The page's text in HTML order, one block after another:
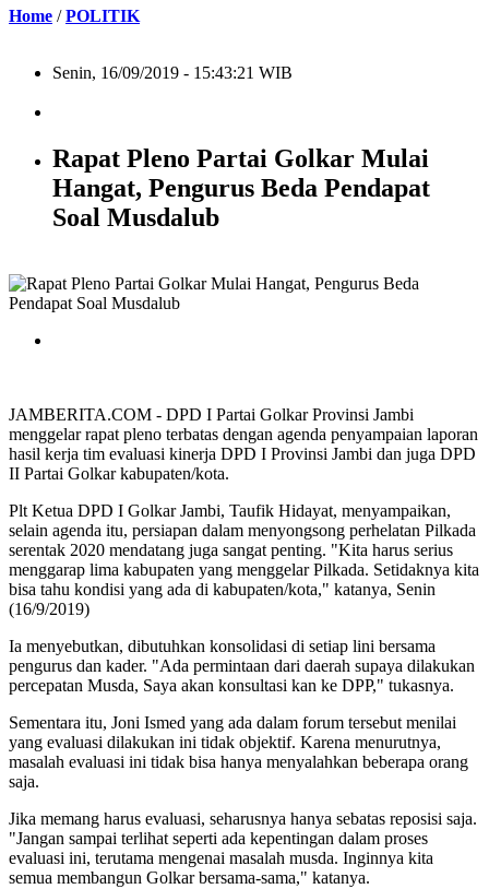
Home /POLITIK
Senin, 16/09/2019 - 15:43:21 WIB
Rapat Pleno Partai Golkar Mulai
Hangat, Pengurus Beda Pendapat
Soal Musdalub
JAMBERITA.COM - DPD I Partai Golkar Provinsi Jambi
menggelar rapat pleno terbatas dengan agenda penyampaian laporan
hasil kerja tim evaluasi kinerja DPD I Provinsi Jambi dan juga DPD
II Partai Golkar kabupaten/kota.
Plt Ketua DPD I Golkar Jambi, Taufik Hidayat, menyampaikan,
selain agenda itu, persiapan dalam menyongsong perhelatan Pilkada
serentak 2020 mendatang juga sangat penting. "Kita harus serius
menggarap lima kabupaten yang menggelar Pilkada. Setidaknya kita
bisa tahu kondisi yang ada di kabupaten/kota," katanya, Senin
(16/9/2019)
Ia menyebutkan, dibutuhkan konsolidasi di setiap lini bersama
pengurus dan kader. "Ada permintaan dari daerah supaya dilakukan
percepatan Musda, Saya akan konsultasi kan ke DPP," tukasnya.
Sementara itu, Joni Ismed yang ada dalam forum tersebut menilai
yang evaluasi dilakukan ini tidak objektif. Karena menurutnya,
masalah evaluasi ini tidak bisa hanya menyalahkan beberapa orang
saja.
Jika memang harus evaluasi, seharusnya hanya sebatas reposisi saja.
"Jangan sampai terlihat seperti ada kepentingan dalam proses
evaluasi ini, terutama mengenai masalah musda. Inginnya kita
semua membangun Golkar bersama-sama," katanya.